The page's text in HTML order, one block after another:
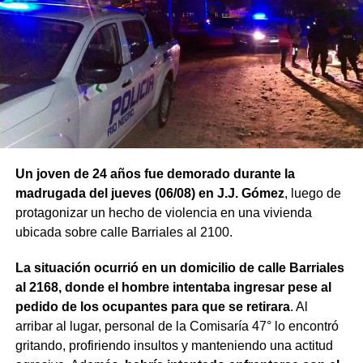
Un joven de 24 años fue demorado durante la
madrugada del jueves (06/08) en J.J. Gómez, luego de
protagonizar un hecho de violencia en una vivienda
ubicada sobre calle Barriales al 2100.
La situación ocurrió en un domicilio de calle Barriales
al 2168, donde el hombre intentaba ingresar pese al
pedido de los ocupantes para que se retirara. Al
arribar al lugar, personal de la Comisaría 47° lo encontró
gritando, profiriendo insultos y manteniendo una actitud